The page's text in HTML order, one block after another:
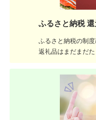
ふるさと納税
ふるさと納税の制
返礼品はまだまだた